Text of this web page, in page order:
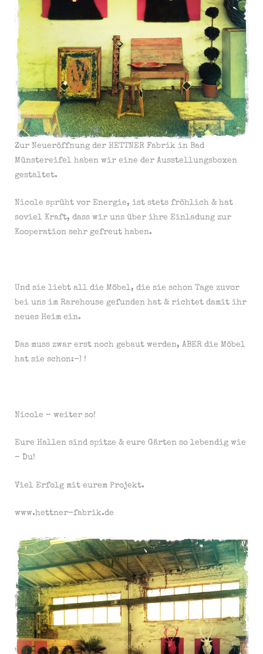
Zur Neueröffnung der HETTNER Fabrik in Bad
Münstereifel haben wir eine der Ausstellungsboxen
gestaltet.
Nicole sprüht vor Energie, ist stets fröhlich & hat
soviel Kraft, dass wir uns über ihre Einladung zur
Kooperation sehr gefreut haben.
Und sie liebt all die Möbel, die sie schon Tage zuvor
bei uns im Rarehouse gefunden hat & richtet damit ihr
neues Heim ein.
Das muss zwar erst noch gebaut werden, ABER die Möbel
hat sie schon:-) !
Nicole – weiter so!
Eure Hallen sind spitze & eure Gärten so lebendig wie
– Du!
Viel Erfolg mit eurem Projekt.
www.hettner-fabrik.de